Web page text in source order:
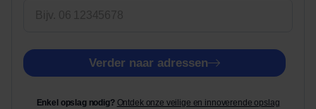
Verder naar adressen
Enkel opslag nodig? Ontdek onze veilige en innoverende opslag